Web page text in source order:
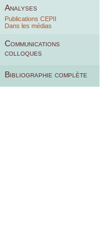
Analyses
Publications CEPII
Dans les médias
Communications
colloques
Bibliographie complète